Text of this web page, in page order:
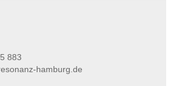
883
hamburg.de